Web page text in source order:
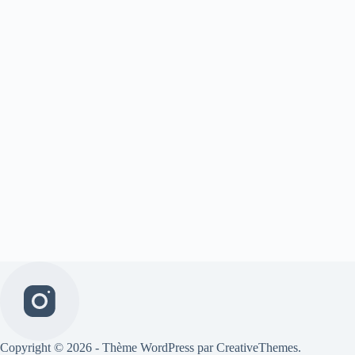
Copyright © 2026 - Thème WordPress parCreativeThemes.